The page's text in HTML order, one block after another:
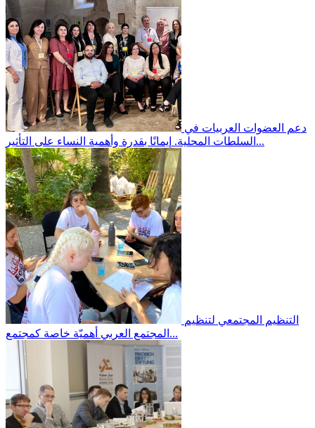
السلطات المحلية. إيمانًا بقدرة وأهمية النساء على التأثير...
التنظيم المجتمعي لتنظيم
المجتمع العربي أهميّة خاصة كمجتمع...